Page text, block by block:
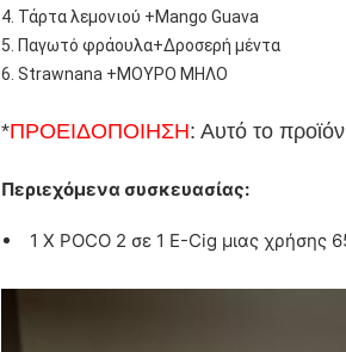
4. Τάρτα λεμονιού +Mango Guava
5. Παγωτό φράουλα+Δροσερή μέντα
6. Strawnana +ΜΟΥΡΟ ΜΗΛΟ
*ΠΡΟΕΙΔΟΠΟΙΗΣΗ: Αυτό το προϊόν
Περιεχόμενα συσκευασίας:
1 X POCO 2 σε 1 E-Cig μιας χρήσης